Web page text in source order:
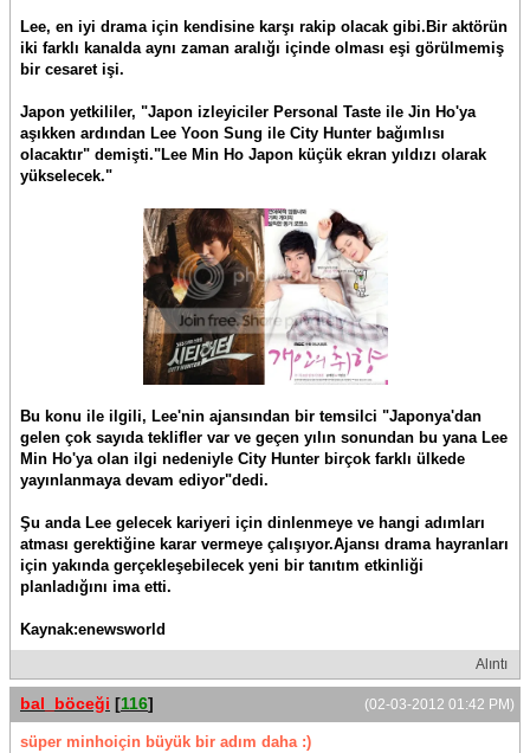
Lee, en iyi drama için kendisine karşı rakip olacak gibi.Bir aktörün
iki farklı kanalda aynı zaman aralığı içinde olması eşi görülmemiş
bir cesaret işi.
Japon yetkililer, "Japon izleyiciler Personal Taste ile Jin Ho'ya
aşıkken ardından Lee Yoon Sung ile City Hunter bağımlısı
olacaktır" demişti."Lee Min Ho Japon küçük ekran yıldızı olarak
yükselecek."
Bu konu ile ilgili, Lee'nin ajansından bir temsilci "Japonya'dan
gelen çok sayıda teklifler var ve geçen yılın sonundan bu yana Lee
Min Ho'ya olan ilgi nedeniyle City Hunter birçok farklı ülkede
yayınlanmaya devam ediyor"dedi.
Şu anda Lee gelecek kariyeri için dinlenmeye ve hangi adımları
atması gerektiğine karar vermeye çalışıyor.Ajansı drama hayranları
için yakında gerçekleşebilecek yeni bir tanıtım etkinliği
planladığını ima etti.
Kaynak:enewsworld
Alıntı
(02-03-2012 01:42 PM)
bal_böceği [116]
süper minhoiçin büyük bir adım daha :)